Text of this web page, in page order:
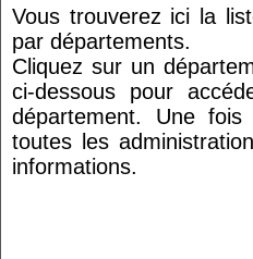
Vous trouverez ici la
par départements.
Cliquez sur un
ci-dessous pour
département. Une
toutes les
informations.